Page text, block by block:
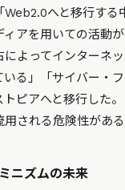
Web2.0へと移行する
ィアを用いての活動
によってインターネ
いる」「サイバー・
トピアへと移行した
される危険性がある
ニズムの未来